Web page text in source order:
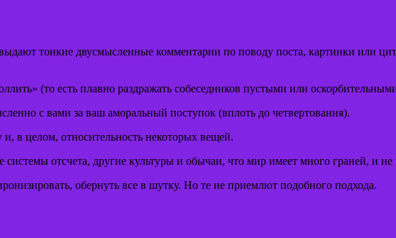
тонкие двусмысленные комментарии по поводу поста, картинки или
(то есть плавно раздражать собеседников пустыми или
с вами за ваш аморальный поступок (вплоть до четвертования).
в целом, относительность некоторых вещей.
отсчета, другие культуры и обычаи, что мир имеет много граней, и
обернуть все в шутку. Но те не приемлют подобного подхода.